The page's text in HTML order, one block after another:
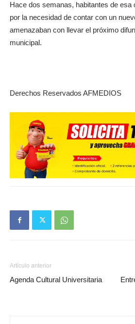
Hace dos semanas, habitantes de esa
por la necesidad de contar con un
amenazaban con llevar el próximo
municipal.
Derechos Reservados AFMEDIOS
Artículo anterior
Agenda Cultural Universitaria